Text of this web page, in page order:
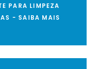
PARA LIMPEZA
- SAIBA MAIS